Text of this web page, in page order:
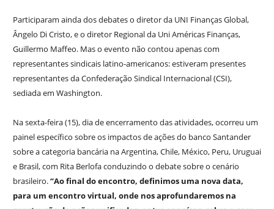
Participaram ainda dos debates o diretor da UNI Finanças Global,
Ângelo Di Cristo, e o diretor Regional da Uni Américas Finanças,
Guillermo Maffeo. Mas o evento não contou apenas com
representantes sindicais latino-americanos: estiveram presentes
representantes da Confederação Sindical Internacional (CSI),
sediada em Washington.
Na sexta-feira (15), dia de encerramento das atividades, ocorreu um
painel específico sobre os impactos de ações do banco Santander
sobre a categoria bancária na Argentina, Chile, México, Peru, Uruguai
e Brasil, com Rita Berlofa conduzindo o debate sobre o cenário
brasileiro.“Ao final do encontro, definimos uma nova data,
para um encontro virtual, onde nos aprofundaremos na